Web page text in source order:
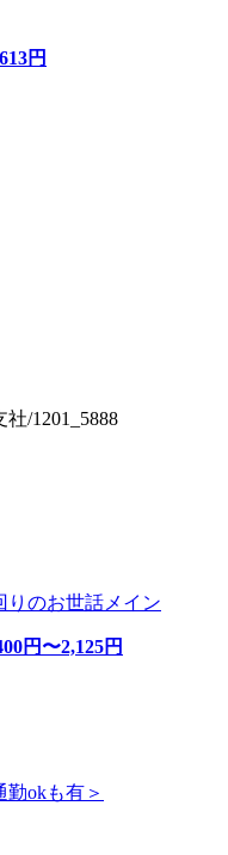
円
/1201_5888
りのお世話メイン
円〜2,125円
okも有＞